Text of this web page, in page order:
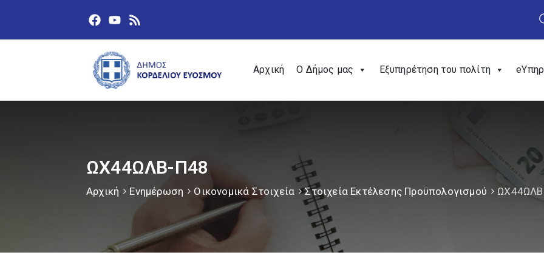
Αρχική Ο Δήμος μας Εξυπηρέτηση του πολίτη
ΩΧ44ΩΛΒ-Π48
Αρχική Ενημέρωση Οικονομικά Στοιχεία Στοιχεία Εκτέλεσης Προϋπολογισμού